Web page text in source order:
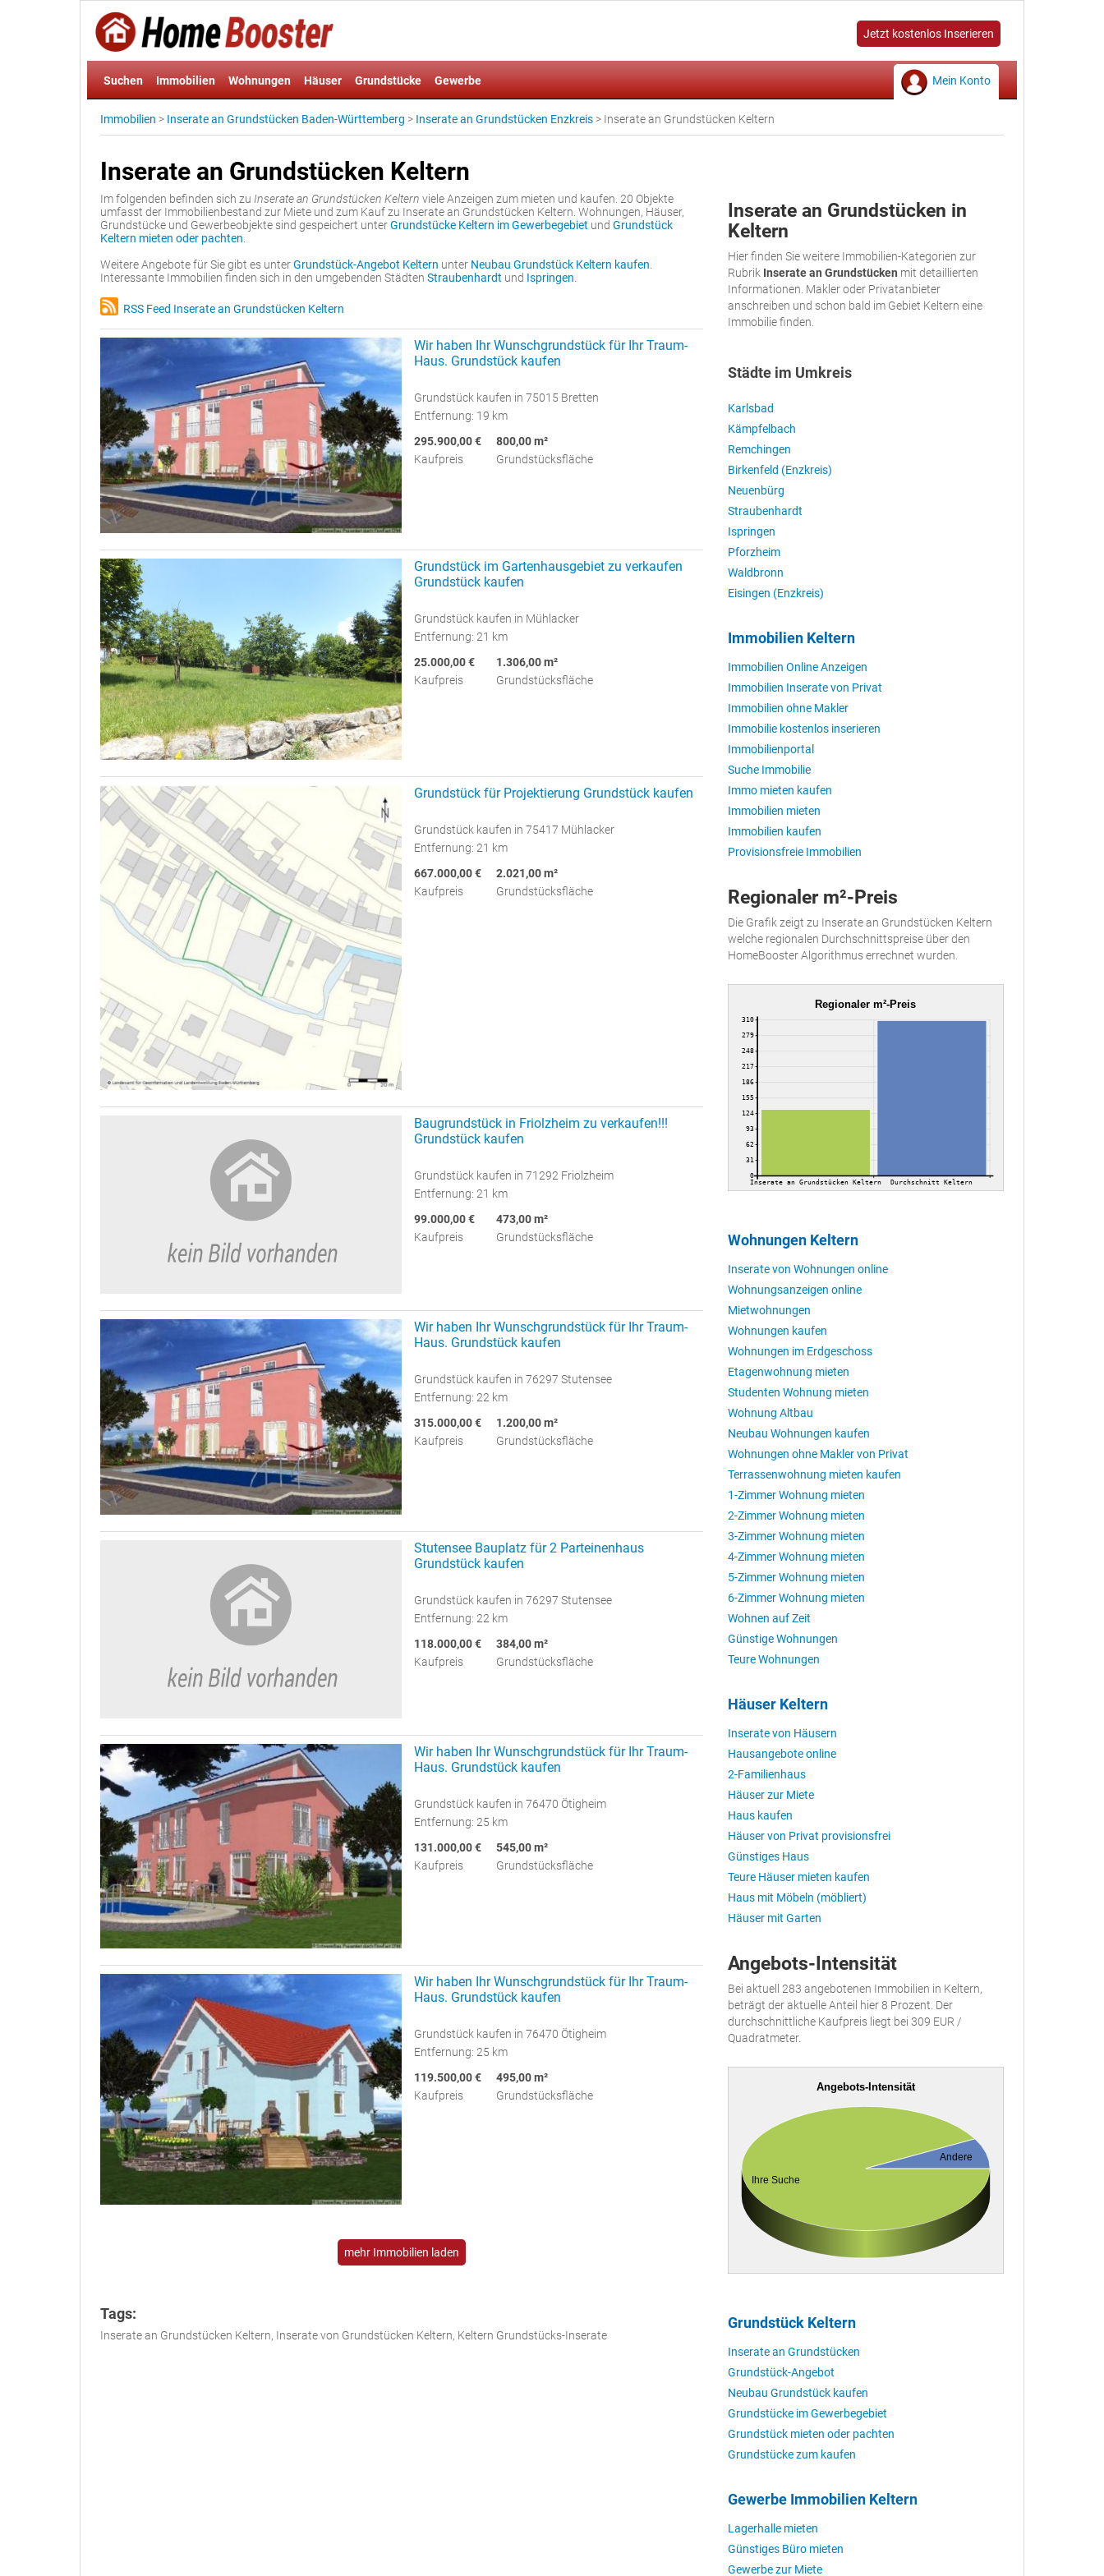
Jetzt kostenlos Inserieren
Suchen Immobilien Wohnungen Häuser Grundstücke Gewerbe Mein Konto
Immobilien > Inserate an Grundstücken Baden-Württemberg > Inserate an Grundstücken Enzkreis > Inserate an Grundstücken Keltern
Inserate an Grundstücken Keltern
Im folgenden befinden sich zu Inserate an Grundstücken Keltern viele Anzeigen zum mieten und kaufen. 20 Objekte
umfasst der Immobilienbestand zur Miete und zum Kauf zu Inserate an Grundstücken Keltern. Wohnungen, Häuser,
Grundstücke und Gewerbeobjekte sind gespeichert unterGrundstücke Keltern im Gewerbegebiet und Grundstück
Keltern mieten oder pachten
Weitere Angebote für Sie gibt es unterGrundstück-Angebot Keltern unter Neubau Grundstück Keltern kaufen
Interessante Immobilien finden sich in den umgebenden Städten Straubenhardt und Ispringen
RSS Feed Inserate an Grundstücken Keltern
Wir haben Ihr Wunschgrundstück für Ihr Traum-
Haus. Grundstück kaufen
Grundstück kaufen in 75015 Bretten
Entfernung: 19 km
295.900,00 €
Kaufpreis
800,00 m²
Grundstücksfläche
Grundstück im Gartenhausgebiet zu verkaufen
Grundstück kaufen
Grundstück kaufen in Mühlacker
Entfernung: 21 km
25.000,00 €
Kaufpreis
1.306,00 m²
Grundstücksfläche
Grundstück für Projektierung Grundstück kaufen
Grundstück kaufen in 75417 Mühlacker
Entfernung: 21 km
667.000,00 €
Kaufpreis
2.021,00 m²
Grundstücksfläche
Baugrundstück in Friolzheim zu verkaufen!!!
Grundstück kaufen
Grundstück kaufen in 71292 Friolzheim
Entfernung: 21 km
99.000,00 €
Kaufpreis
473,00 m²
Grundstücksfläche
Wir haben Ihr Wunschgrundstück für Ihr Traum-
Haus. Grundstück kaufen
Grundstück kaufen in 76297 Stutensee
Entfernung: 22 km
315.000,00 €
Kaufpreis
1.200,00 m²
Grundstücksfläche
Stutensee Bauplatz für 2 Parteinenhaus
Grundstück kaufen
Grundstück kaufen in 76297 Stutensee
Entfernung: 22 km
118.000,00 €
Kaufpreis
384,00 m²
Grundstücksfläche
Wir haben Ihr Wunschgrundstück für Ihr Traum-
Haus. Grundstück kaufen
Grundstück kaufen in 76470 Ötigheim
Entfernung: 25 km
131.000,00 €
Kaufpreis
545,00 m²
Grundstücksfläche
Wir haben Ihr Wunschgrundstück für Ihr Traum-
Haus. Grundstück kaufen
Grundstück kaufen in 76470 Ötigheim
Entfernung: 25 km
119.500,00 €
Kaufpreis
495,00 m²
Grundstücksfläche
mehr Immobilien laden
Tags:
Inserate an Grundstücken Keltern, Inserate von Grundstücken Keltern, Keltern Grundstücks-Inserate
Inserate an Grundstücken in
Keltern
Hier finden Sie weitere Immobilien-Kategorien zur
Rubrik Inserate an Grundstücken mit detaillierten
Informationen. Makler oder Privatanbieter
anschreiben und schon bald im Gebiet Keltern eine
Immobilie finden.
Städte im Umkreis
Karlsbad
Kämpfelbach
Remchingen
Birkenfeld (Enzkreis)
Neuenbürg
Straubenhardt
Ispringen
Pforzheim
Waldbronn
Eisingen (Enzkreis)
Immobilien Keltern
Immobilien Online Anzeigen
Immobilien Inserate von Privat
Immobilien ohne Makler
Immobilie kostenlos inserieren
Immobilienportal
Suche Immobilie
Immo mieten kaufen
Immobilien mieten
Immobilien kaufen
Provisionsfreie Immobilien
Regionaler m²-Preis
Die Grafik zeigt zu Inserate an Grundstücken Keltern
welche regionalen Durchschnittspreise über den
HomeBooster Algorithmus errechnet wurden.
Regionaler m²-Preis
0
31
62
93
124
155
186
217
248
279
310
Inserate an Grundstücken Keltern Durchschnitt Keltern
Wohnungen Keltern
Inserate von Wohnungen online
Wohnungsanzeigen online
Mietwohnungen
Wohnungen kaufen
Wohnungen im Erdgeschoss
Etagenwohnung mieten
Studenten Wohnung mieten
Wohnung Altbau
Neubau Wohnungen kaufen
Wohnungen ohne Makler von Privat
Terrassenwohnung mieten kaufen
1-Zimmer Wohnung mieten
2-Zimmer Wohnung mieten
3-Zimmer Wohnung mieten
4-Zimmer Wohnung mieten
5-Zimmer Wohnung mieten
6-Zimmer Wohnung mieten
Wohnen auf Zeit
Günstige Wohnungen
Teure Wohnungen
Häuser Keltern
Inserate von Häusern
Hausangebote online
2-Familienhaus
Häuser zur Miete
Haus kaufen
Häuser von Privat provisionsfrei
Günstiges Haus
Teure Häuser mieten kaufen
Haus mit Möbeln (möbliert)
Häuser mit Garten
Angebots-Intensität
Bei aktuell 283 angebotenen Immobilien in Keltern,
beträgt der aktuelle Anteil hier 8 Prozent. Der
durchschnittliche Kaufpreis liegt bei 309 EUR /
Quadratmeter.
Angebots-Intensität
Ihre Suche
Andere
Grundstück Keltern
Inserate an Grundstücken
Grundstück-Angebot
Neubau Grundstück kaufen
Grundstücke im Gewerbegebiet
Grundstück mieten oder pachten
Grundstücke zum kaufen
Gewerbe Immobilien Keltern
Lagerhalle mieten
Günstiges Büro mieten
Gewerbe zur Miete